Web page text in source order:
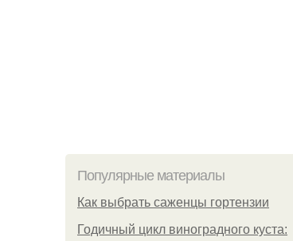
Популярные материалы
Как выбрать саженцы гортензии
Годичный цикл виноградного куста: